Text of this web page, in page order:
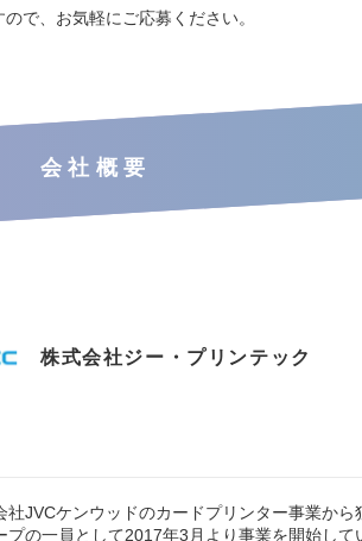
で、お気軽にご応募ください。
会社概要
株式会社ジー・プリンテック
社JVCケンウッドのカードプリンター事業から
プの一員として2017年3月より事業を開始して